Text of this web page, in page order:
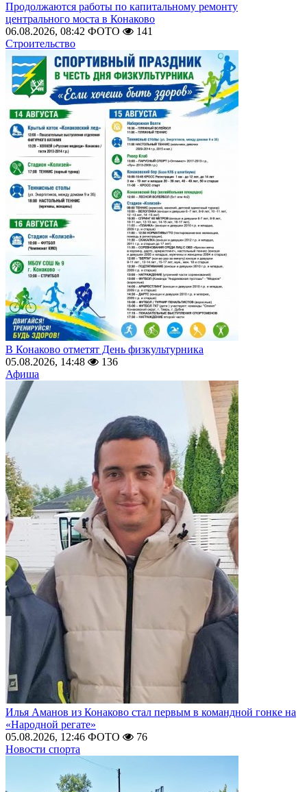
Продолжаются работы по капитальному ремонту
центрального моста в Конаково
06.08.2026, 08:42 ФОТО
141
Строительство
В Конаково отметят День физкультурника
05.08.2026, 14:48
136
Афиша
Илья Аманов из Конаково стал первым в командной гонке на
«Народной регате»
05.08.2026, 12:46 ФОТО
76
Новости спорта